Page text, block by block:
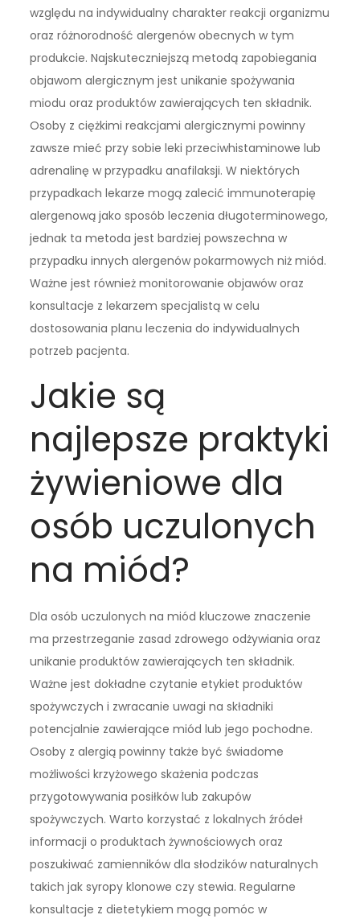
względu na indywidualny charakter reakcji organizmu
oraz różnorodność alergenów obecnych w tym
produkcie. Najskuteczniejszą metodą zapobiegania
objawom alergicznym jest unikanie spożywania
miodu oraz produktów zawierających ten składnik.
Osoby z ciężkimi reakcjami alergicznymi powinny
zawsze mieć przy sobie leki przeciwhistaminowe lub
adrenalinę w przypadku anafilaksji. W niektórych
przypadkach lekarze mogą zalecić immunoterapię
alergenową jako sposób leczenia długoterminowego,
jednak ta metoda jest bardziej powszechna w
przypadku innych alergenów pokarmowych niż miód.
Ważne jest również monitorowanie objawów oraz
konsultacje z lekarzem specjalistą w celu
dostosowania planu leczenia do indywidualnych
potrzeb pacjenta.
Jakie są
najlepsze praktyki
żywieniowe dla
osób uczulonych
na miód?
Dla osób uczulonych na miód kluczowe znaczenie
ma przestrzeganie zasad zdrowego odżywiania oraz
unikanie produktów zawierających ten składnik.
Ważne jest dokładne czytanie etykiet produktów
spożywczych i zwracanie uwagi na składniki
potencjalnie zawierające miód lub jego pochodne.
Osoby z alergią powinny także być świadome
możliwości krzyżowego skażenia podczas
przygotowywania posiłków lub zakupów
spożywczych. Warto korzystać z lokalnych źródeł
informacji o produktach żywnościowych oraz
poszukiwać zamienników dla słodzików naturalnych
takich jak syropy klonowe czy stewia. Regularne
konsultacje z dietetykiem mogą pomóc w